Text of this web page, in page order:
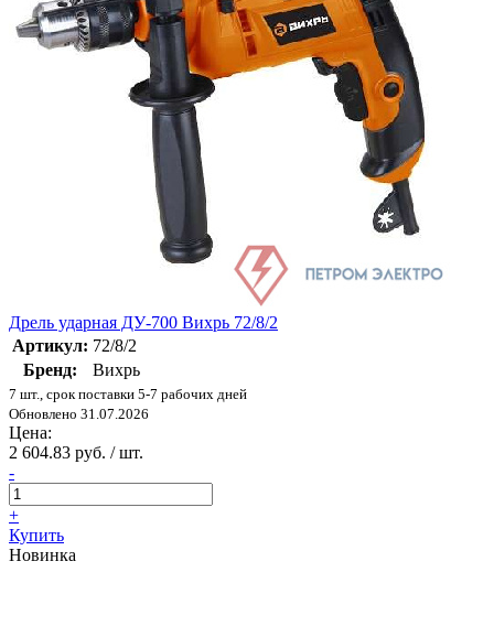
Дрель ударная ДУ-700 Вихрь 72/8/2
Артикул: 72/8/2
Бренд:
Вихрь
7 шт., срок поставки 5-7 рабочих дней
Обновлено 31.07.2026
Цена:
2 604.83 руб. / шт.
-
+
Купить
Новинка